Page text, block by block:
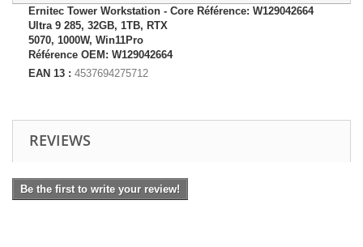
Ernitec Tower Workstation - Core Référence: W129042664
Ultra 9 285, 32GB, 1TB, RTX
5070, 1000W, Win11Pro
Référence OEM: W129042664
EAN 13 : 4537694275712
REVIEWS
Be the first to write your review!